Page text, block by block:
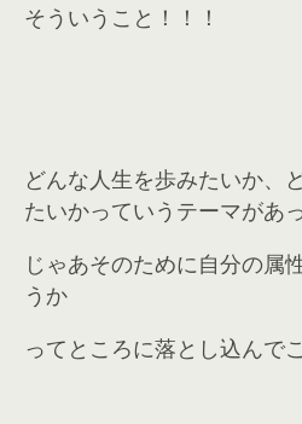
そういうこと！！！
どんな人生を歩みたいか、
たいかっていうテーマがあ
じゃあそのために自分の属
うか
ってところに落とし込んで